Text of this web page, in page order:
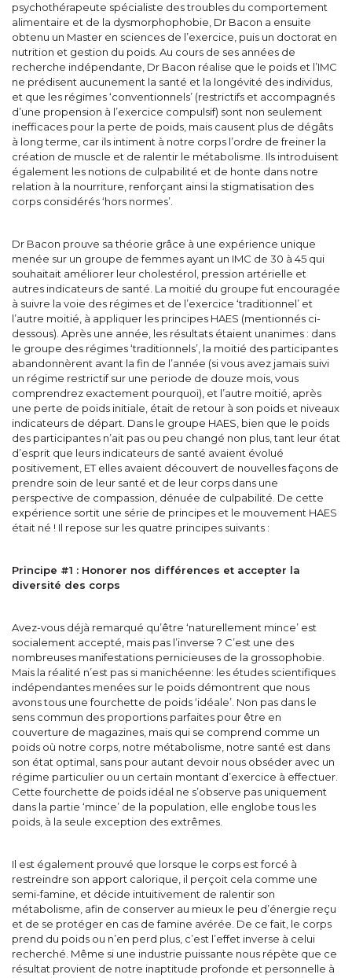
psychothérapeute spécialiste des troubles du comportement
alimentaire et de la dysmorphophobie, Dr Bacon a ensuite
obtenu un Master en sciences de l’exercice, puis un doctorat en
nutrition et gestion du poids. Au cours de ses années de
recherche indépendante, Dr Bacon réalise que le poids et l’IMC
ne prédisent aucunement la santé et la longévité des individus,
et que les régimes ‘conventionnels’ (restrictifs et accompagnés
d’une propension à l’exercice compulsif) sont non seulement
inefficaces pour la perte de poids, mais causent plus de dégâts
à long terme, car ils intiment à notre corps l’ordre de freiner la
création de muscle et de ralentir le métabolisme. Ils introduisent
également les notions de culpabilité et de honte dans notre
relation à la nourriture, renforçant ainsi la stigmatisation des
corps considérés ‘hors normes’.
Dr Bacon prouve sa théorie grâce à une expérience unique
menée sur un groupe de femmes ayant un IMC de 30 à 45 qui
souhaitait améliorer leur cholestérol, pression artérielle et
autres indicateurs de santé. La moitié du groupe fut encouragée
à suivre la voie des régimes et de l’exercice ‘traditionnel’ et
l’autre moitié, à appliquer les principes HAES (mentionnés ci-
dessous). Après une année, les résultats étaient unanimes : dans
le groupe des régimes ‘traditionnels’, la moitié des participantes
abandonnèrent avant la fin de l’année (si vous avez jamais suivi
un régime restrictif sur une periode de douze mois, vous
comprendrez exactement pourquoi), et l’autre moitié, après
une perte de poids initiale, était de retour à son poids et niveaux
indicateurs de départ. Dans le groupe HAES, bien que le poids
des participantes n’ait pas ou peu changé non plus, tant leur état
d’esprit que leurs indicateurs de santé avaient évolué
positivement, ET elles avaient découvert de nouvelles façons de
prendre soin de leur santé et de leur corps dans une
perspective de compassion, dénuée de culpabilité. De cette
expérience sortit une série de principes et le mouvement HAES
était né ! Il repose sur les quatre principes suivants :
Principe #1 : Honorer nos différences et accepter la
diversité des corps
Avez-vous déjà remarqué qu’être ‘naturellement mince’ est
socialement accepté, mais pas l’inverse ? C’est une des
nombreuses manifestations pernicieuses de la grossophobie.
Mais la réalité n’est pas si manichéenne: les études scientifiques
indépendantes menées sur le poids démontrent que nous
avons tous une fourchette de poids ‘idéale’. Non pas dans le
sens commun des proportions parfaites pour être en
couverture de magazines, mais qui se comprend comme un
poids où notre corps, notre métabolisme, notre santé est dans
son état optimal, sans pour autant devoir nous obséder avec un
régime particulier ou un certain montant d’exercice à effectuer.
Cette fourchette de poids idéal ne s’observe pas uniquement
dans la partie ‘mince’ de la population, elle englobe tous les
poids, à la seule exception des extrêmes.
Il est également prouvé que lorsque le corps est forcé à
restreindre son apport calorique, il perçoit cela comme une
semi-famine, et décide intuitivement de ralentir son
métabolisme, afin de conserver au mieux le peu d’énergie reçu
et de se protéger en cas de famine avérée. De ce fait, le corps
prend du poids ou n’en perd plus, c’est l’effet inverse à celui
recherché. Même si une industrie puissante nous répète que ce
résultat provient de notre inaptitude profonde et personnelle à